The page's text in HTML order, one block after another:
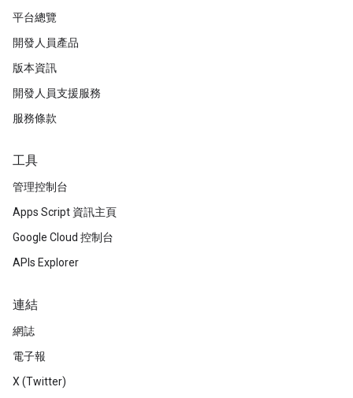
平台總覽
開發人員產品
版本資訊
開發人員支援服務
服務條款
工具
管理控制台
Apps Script 資訊主頁
Google Cloud 控制台
APIs Explorer
連結
網誌
電子報
X (Twitter)